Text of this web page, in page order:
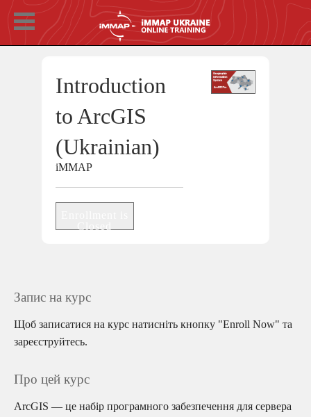
Introduction
to ArcGIS
(Ukrainian)
iMMAP
Запис на курс
Щоб записатися на курс натисніть кнопку "Enroll Now" та
зареєструйтесь.
Про цей курс
ArcGIS — це набір програмного забезпечення для сервера